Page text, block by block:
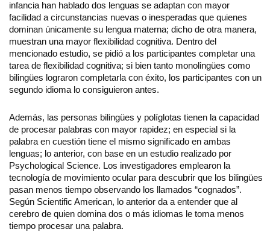
infancia han hablado dos lenguas se adaptan con mayor
facilidad a circunstancias nuevas o inesperadas que quienes
dominan únicamente su lengua materna; dicho de otra manera,
muestran una mayor flexibilidad cognitiva. Dentro del
mencionado estudio, se pidió a los participantes completar una
tarea de flexibilidad cognitiva; si bien tanto monolingües como
bilingües lograron completarla con éxito, los participantes con un
segundo idioma lo consiguieron antes.
Además, las personas bilingües y políglotas tienen la capacidad
de procesar palabras con mayor rapidez; en especial si la
palabra en cuestión tiene el mismo significado en ambas
lenguas; lo anterior, con base en un estudio realizado por
Psychological Science. Los investigadores emplearon la
tecnología de movimiento ocular para descubrir que los bilingües
pasan menos tiempo observando los llamados “cognados”.
Según Scientific American, lo anterior da a entender que al
cerebro de quien domina dos o más idiomas le toma menos
tiempo procesar una palabra.